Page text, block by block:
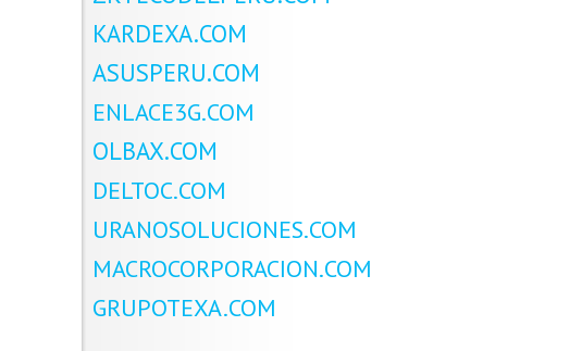
KARDEXA.COM
ASUSPERU.COM
ENLACE3G.COM
OLBAX.COM
DELTOC.COM
URANOSOLUCIONES.COM
MACROCORPORACION.COM
GRUPOTEXA.COM